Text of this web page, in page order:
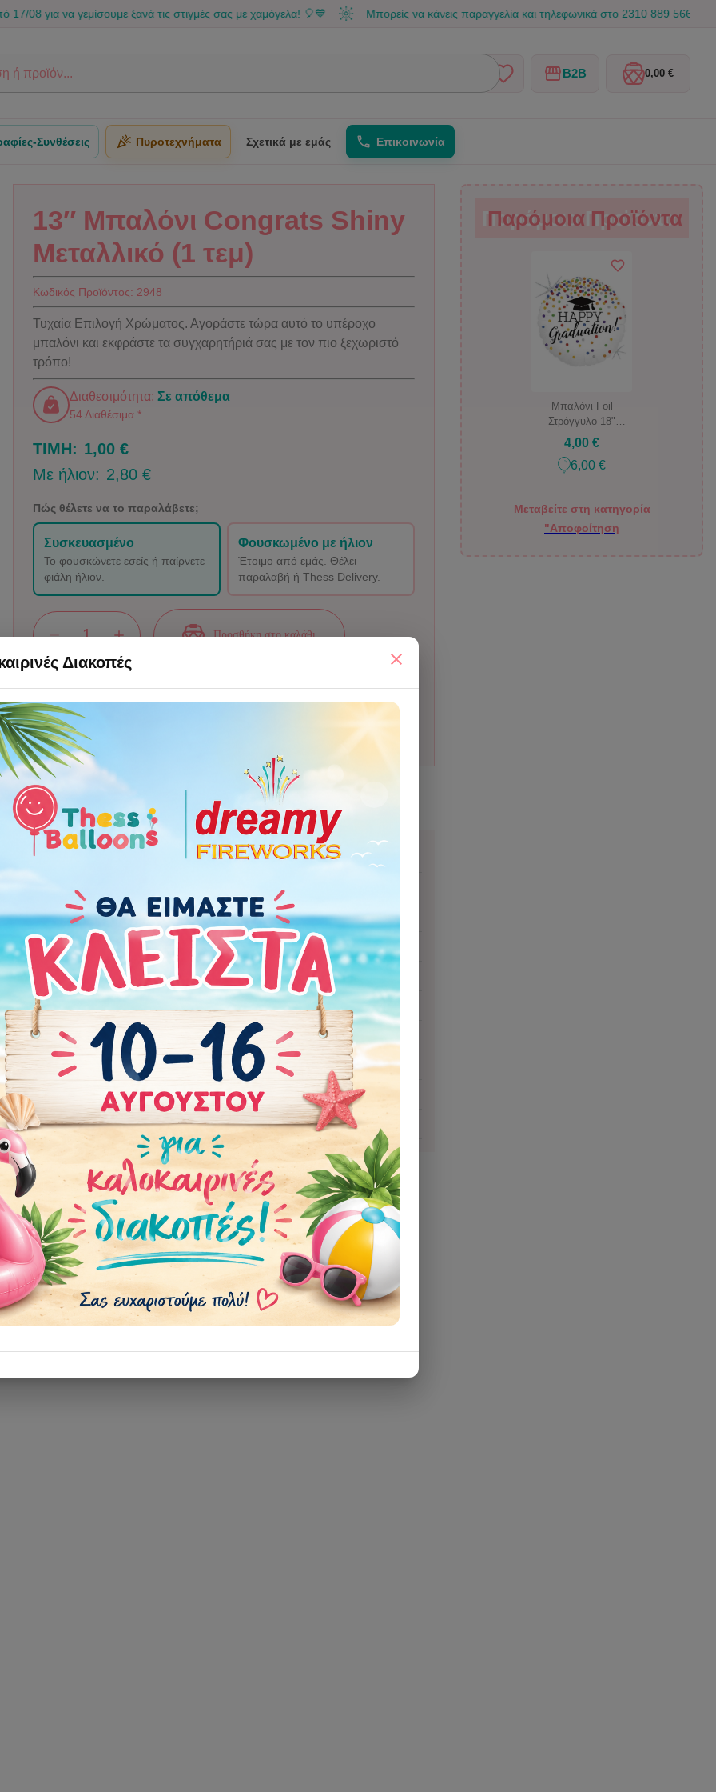
γεμίσουμε ξανά τις στιγμές σας με χαμόγελα! 🎈💙 Μπορείς να κάνεις παραγγελία και τηλεφωνικά στο 2310 889 566 ☀️
B2B 0,00 €
Συνθέσεις Πυροτεχνήματα Σχετικά με εμάς Επικοινωνία
13″ Μπαλόνι Congrats Shiny
Μεταλλικό (1 τεμ)
Κωδικός Προϊόντος: 2948
Τυχαία Επιλογή Χρώματος. Αγοράστε τώρα αυτό το υπέροχο
μπαλόνι και εκφράστε τα συγχαρητήριά σας με τον πιο ξεχωριστό
τρόπο!
Διαθεσιμότητα: Σε απόθεμα
54 Διαθέσιμα *
ΤΙΜΗ: 1,00 €
Με ήλιον: 2,80 €
Πώς θέλετε να το παραλάβετε;
Συσκευασμένο
Το φουσκώνετε εσείς ή παίρνετε
φιάλη ήλιον.
Φουσκωμένο με ήλιον
Έτοιμο από εμάς. Θέλει
παραλαβή ή Thess Delivery.
Προσθήκη στο καλάθι
Χαρακτηριστικά Οδηγίες Προφύλαξης Πόσα μπαλόνια χρειάζομαι;
Αποφοίτηση
:
Χρώμα: Ροζ
Χρώμα : Γκρι
Χρώμα: Μαύρο
Χρώμα Μπλε
Χρώμα Χρυσό
Χρώμα Πράσινο
6
Μέγεθος: 13" (33 εκ.)
Παρόμοια Προϊόντα
Παρόμοια Προϊόντα
Μπαλόνι Foil
Στρόγγυλο 18"
HAPPY Graduation
4,00 €
6,00 €
Μεταβείτε στη κατηγορία
"Αποφοίτηση
Διακοπές